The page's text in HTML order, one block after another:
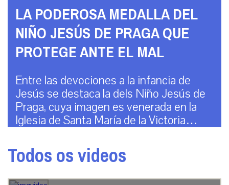
LA PODEROSA MEDALLA DEL
NIÑO JESÚS DE PRAGA QUE
PROTEGE ANTE EL MAL
Entre las devociones a la infancia de
Jesús se destaca la dels Niño Jesús de
Praga, cuya imagen es venerada en la
Iglesia de Santa María de la Victoria…
Todos os videos